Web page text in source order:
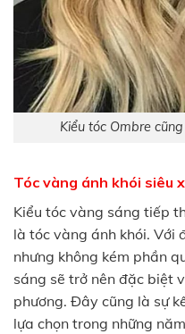
Kiểu tóc Ombre
Tóc vàng ánh khói siêu
Kiểu tóc vàng sáng tiếp
là tóc vàng ánh khói. Với
nhưng không kém phần
sáng sẽ trở nên đặc biệt
phương. Đây cũng là sự
lựa chọn trong những